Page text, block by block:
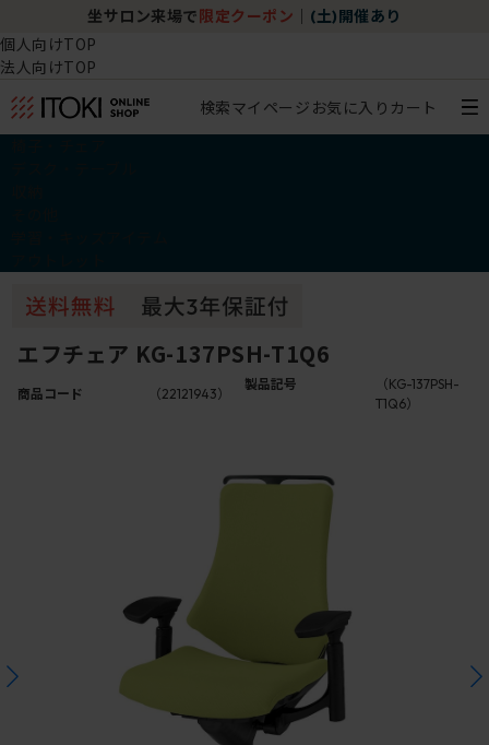
坐サロン来場で 限定クーポン (土)開催あり
個人向けTOP
法人向けTOP
検索マイページ お気に入り カート
エフチェア KG-137PSH-T1Q6
商品コード （22121943）
製品記号
（KG-137PSH-
T1Q6）